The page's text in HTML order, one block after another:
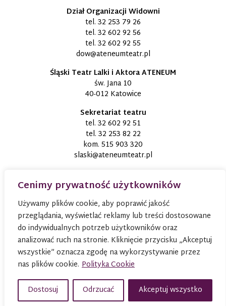
Cenimy prywatność użytkowników
Używamy plików cookie, aby poprawić jakość
przeglądania, wyświetlać reklamy lub treści dostosowane
do indywidualnych potrzeb użytkowników oraz
analizować ruch na stronie. Kliknięcie przycisku „Akceptuj
wszystkie” oznacza zgodę na wykorzystywanie przez
nas plików cookie. Polityka Cookie
Dostosuj
Odrzucać Akceptuj wszystko
Dział Organizacji Widowni
tel. 32 253 79 26
tel. 32 602 92 56
tel. 32 602 92 55
dow@ateneumteatr.pl
Śląski Teatr Lalki i Aktora ATENEUM
św. Jana 10
40-012 Katowice
Sekretariat teatru
tel. 32 602 92 51
tel. 32 253 82 22
kom. 515 903 320
slaski@ateneumteatr.pl
© 2026TEATR ATENEUM W KATOWICACH
prawa zastrzeżone
Projekt i wykonanie